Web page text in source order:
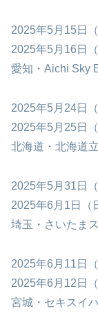
2025年5月15日
2025年5月16日
愛知・Aichi Sky
2025年5月24日
2025年5月25日
北海道・北海道
2025年5月31日
2025年6月1日（
埼玉・さいたま
2025年6月11日
2025年6月12日
宮城・セキスイ